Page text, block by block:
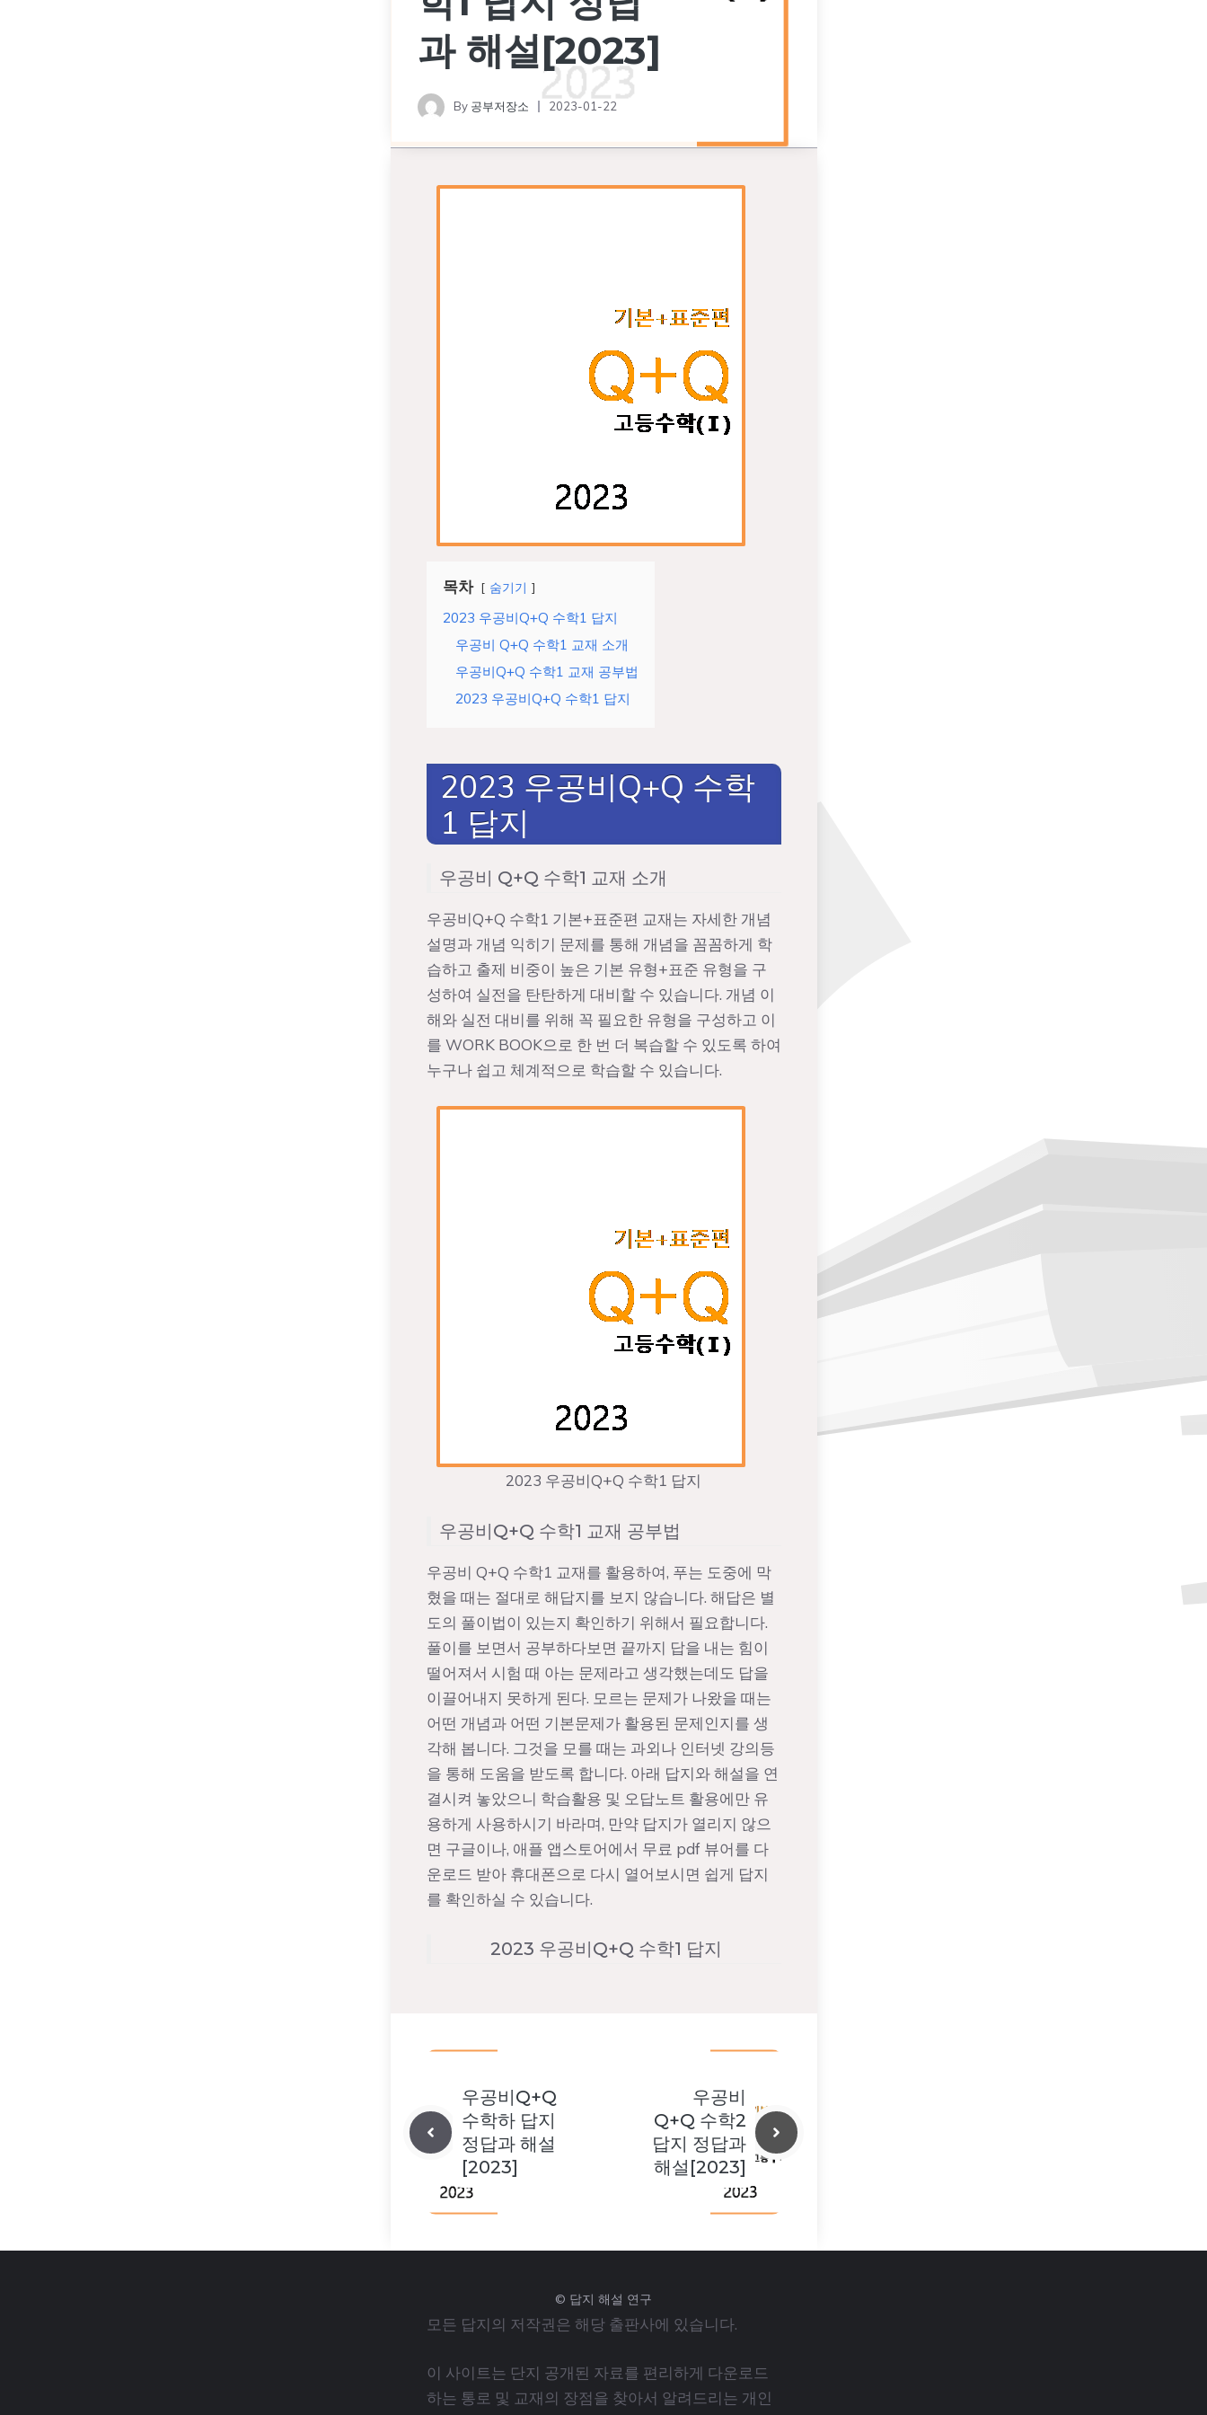
과 해설[2023]
By 공부저장소 2023-01-22
목차 숨기기
2023 우공비Q+Q 수학1 답지
우공비 Q+Q 수학1 교재 소개
우공비Q+Q 수학1 교재 공부법
2023 우공비Q+Q 수학1 답지
2023 우공비Q+Q 수학
1 답지
우공비 Q+Q 수학1 교재 소개
우공비Q+Q 수학1 기본+표준편 교재는 자세한 개념
설명과 개념 익히기 문제를 통해 개념을 꼼꼼하게 학
습하고 출제 비중이 높은 기본 유형+표준 유형을 구
성하여 실전을 탄탄하게 대비할 수 있습니다. 개념 이
해와 실전 대비를 위해 꼭 필요한 유형을 구성하고 이
를 WORK BOOK으로 한 번 더 복습할 수 있도록 하여
누구나 쉽고 체계적으로 학습할 수 있습니다.
2023 우공비Q+Q 수학1 답지
우공비Q+Q 수학1 교재 공부법
우공비 Q+Q 수학1 교재를 활용하여, 푸는 도중에 막
혔을 때는 절대로 해답지를 보지 않습니다. 해답은 별
도의 풀이법이 있는지 확인하기 위해서 필요합니다.
풀이를 보면서 공부하다보면 끝까지 답을 내는 힘이
떨어져서 시험 때 아는 문제라고 생각했는데도 답을
이끌어내지 못하게 된다. 모르는 문제가 나왔을 때는
어떤 개념과 어떤 기본문제가 활용된 문제인지를 생
각해 봅니다. 그것을 모를 때는 과외나 인터넷 강의등
을 통해 도움을 받도록 합니다. 아래 답지와 해설을 연
결시켜 놓았으니 학습활용 및 오답노트 활용에만 유
용하게 사용하시기 바라며, 만약 답지가 열리지 않으
면 구글이나, 애플 앱스토어에서 무료 pdf 뷰어를 다
운로드 받아 휴대폰으로 다시 열어보시면 쉽게 답지
를 확인하실 수 있습니다.
2023 우공비Q+Q 수학1 답지
우공비Q+Q
수학하 답지
정답과 해설
[2023]
우공비
Q+Q 수학2
답지 정답과
해설[2023]
© 답지 해설 연구
모든 답지의 저작권은 해당 출판사에 있습니다.
이 사이트는 단지 공개된 자료를 편리하게 다운로드
하는 통로 및 교재의 장점을 찾아서 알려드리는 개인